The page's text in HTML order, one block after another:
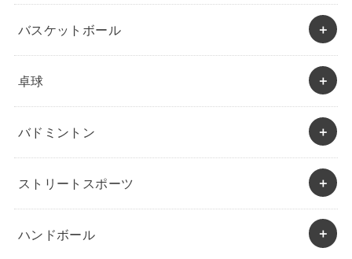
バスケットボール
卓球
バドミントン
ストリートスポーツ
ハンドボール